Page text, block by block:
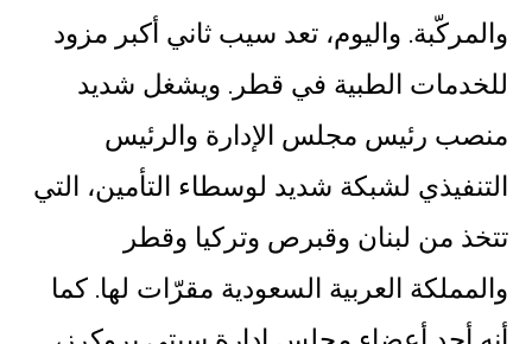
والمركّبة. واليوم، تعد سيب ثاني أكبر مزود
للخدمات الطبية في قطر. ويشغل شديد
منصب رئيس مجلس الإدارة والرئيس
التنفيذي لشبكة شديد لوسطاء التأمين، التي
تتخذ من لبنان وقبرص وتركيا وقطر
والمملكة العربية السعودية مقرّات لها. كما